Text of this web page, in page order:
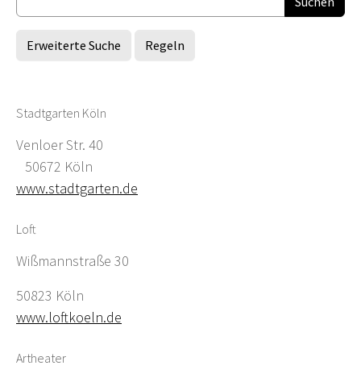
Erweiterte Suche Regeln
Stadtgarten Köln
Venloer Str. 40
50672 Köln
www.stadtgarten.de
Loft
Wißmannstraße 30
50823 Köln
www.loftkoeln.de
Artheater